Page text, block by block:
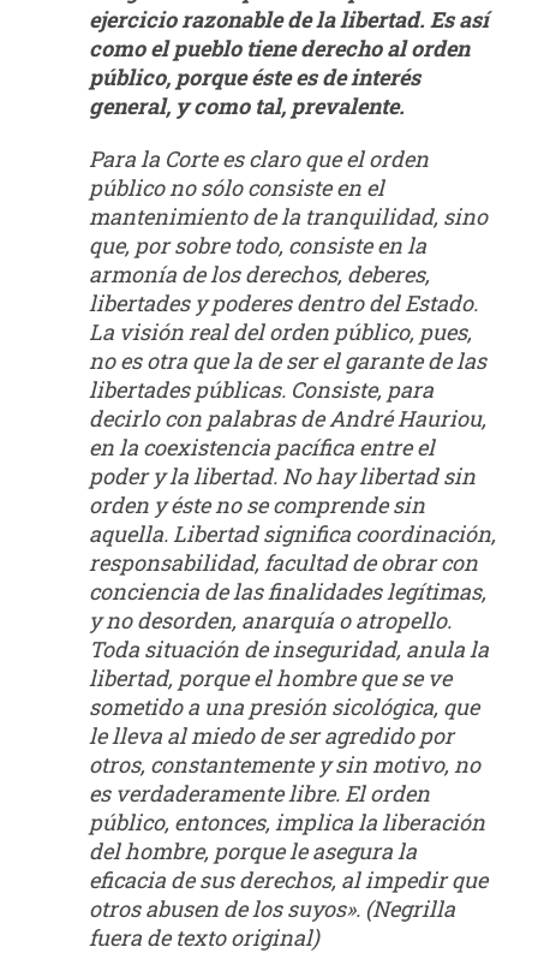
ejercicio razonable de la libertad. Es así
como el pueblo tiene derecho al orden
público, porque éste es de interés
general, y como tal, prevalente.
Para la Corte es claro que el orden
público no sólo consiste en el
mantenimiento de la tranquilidad, sino
que, por sobre todo, consiste en la
armonía de los derechos, deberes,
libertades y poderes dentro del Estado.
La visión real del orden público, pues,
no es otra que la de ser el garante de las
libertades públicas. Consiste, para
decirlo con palabras de André Hauriou,
en la coexistencia pacífica entre el
poder y la libertad. No hay libertad sin
orden y éste no se comprende sin
aquella. Libertad significa coordinación,
responsabilidad, facultad de obrar con
conciencia de las finalidades legítimas,
y no desorden, anarquía o atropello.
Toda situación de inseguridad, anula la
libertad, porque el hombre que se ve
sometido a una presión sicológica, que
le lleva al miedo de ser agredido por
otros, constantemente y sin motivo, no
es verdaderamente libre. El orden
público, entonces, implica la liberación
del hombre, porque le asegura la
eficacia de sus derechos, al impedir que
otros abusen de los suyos». (Negrilla
fuera de texto original)